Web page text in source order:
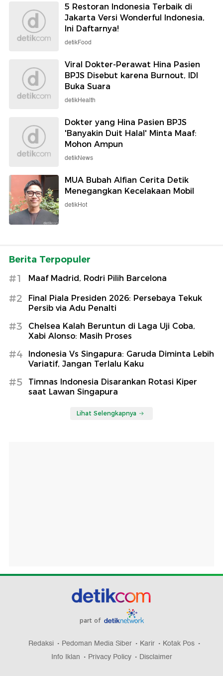
5 Restoran Indonesia Terbaik di
Jakarta Versi Wonderful Indonesia,
Ini Daftarnya!
detikFood
Viral Dokter-Perawat Hina Pasien
BPJS Disebut karena Burnout, IDI
Buka Suara
detikHealth
Dokter yang Hina Pasien BPJS
'Banyakin Duit Halal' Minta Maaf:
Mohon Ampun
detikNews
MUA Bubah Alfian Cerita Detik
Menegangkan Kecelakaan Mobil
detikHot
Berita Terpopuler
#1 Maaf Madrid, Rodri Pilih Barcelona
#2
Final Piala Presiden 2026: Persebaya Tekuk
Persib via Adu Penalti
#3
Chelsea Kalah Beruntun di Laga Uji Coba,
Xabi Alonso: Masih Proses
#4
Indonesia Vs Singapura: Garuda Diminta Lebih
Variatif, Jangan Terlalu Kaku
#5
Timnas Indonesia Disarankan Rotasi Kiper
saat Lawan Singapura
Lihat Selengkapnya
part of
Redaksi Pedoman Media Siber Karir
Kotak Pos
Info Iklan
Privacy Policy Disclaimer